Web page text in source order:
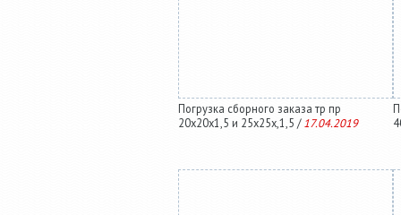
Погрузка сборного заказа тр пр
20х20х1,5 и 25х25х,1,5 / 17.04.2019